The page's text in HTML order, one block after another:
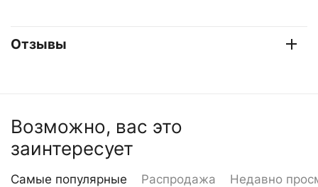
Отзывы
Возможно, вас это
заинтересует
Самые популярные Распродажа Недавно